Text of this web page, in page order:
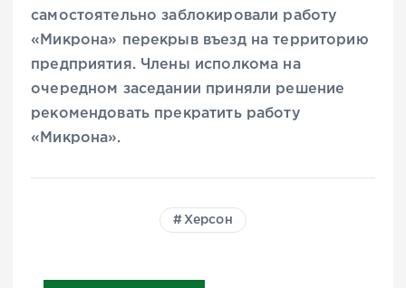
самостоятельно заблокировали работу
«Микрона» перекрыв въезд на территорию
предприятия. Члены исполкома на
очередном заседании приняли решение
рекомендовать прекратить работу
«Микрона».
Херсон